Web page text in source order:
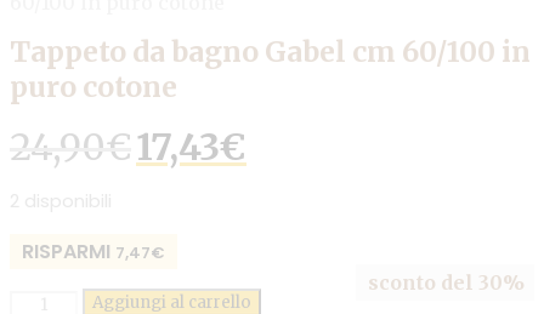
Tappeto da bagno Gabel cm 60/100 in
puro cotone
24,90€ Il
prezzo
17,43€
RISPARMI 7,47€
sconto del 30%
Aggiungi al carrello